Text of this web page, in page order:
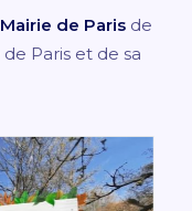
Mairie de Paris de
de Paris et de sa